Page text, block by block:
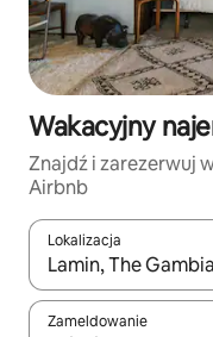
Wakacyjny
Znajdź i zarezerwuj
Airbnb
Lokalizacja
Gdy wyniki będą
Zameldowanie